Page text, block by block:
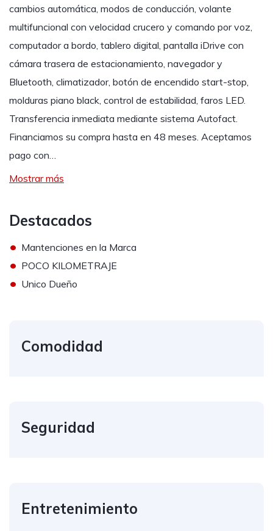
cambios automática, modos de conducción, volante
multifuncional con velocidad crucero y comando por voz,
computador a bordo, tablero digital, pantalla iDrive con
cámara trasera de estacionamiento, navegador y
Bluetooth, climatizador, botón de encendido start-stop,
molduras piano black, control de estabilidad, faros LED.
Transferencia inmediata mediante sistema Autofact.
Financiamos su compra hasta en 48 meses. Aceptamos
pago con…
Mostrar más
Destacados
• Mantenciones en la Marca
• POCO KILOMETRAJE
• Unico Dueño
Comodidad
Seguridad
Entretenimiento